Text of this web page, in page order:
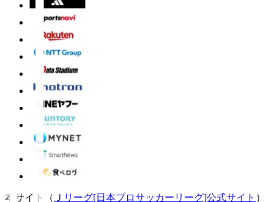
本サイト（ Ｊリーグ[日本プロサッカーリーグ]公式サイト ）